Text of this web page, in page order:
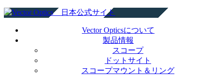
Vector Opticsについて
製品情報
スコープ
ドットサイト
スコープマウント＆リング